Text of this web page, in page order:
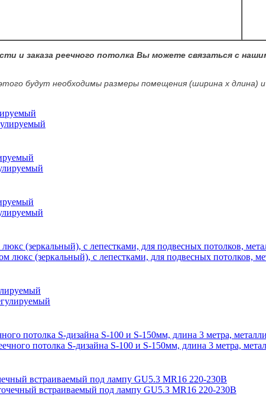
и заказа реечного потолка Вы можете связаться с
будут необходимы размеры помещения (ширина х длина)
(зеркальный), с лепестками, для подвесных потолков,
потолка S-дизайна S-100 и S-150мм, длина 3 метра,
встраиваемый под лампу GU5.3 MR16 220-230В